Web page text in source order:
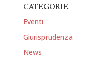
CATEGORIE
Eventi
Giurisprudenza
News